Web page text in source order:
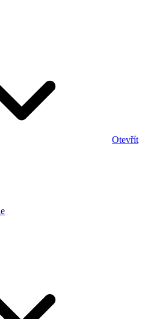
Otevřít